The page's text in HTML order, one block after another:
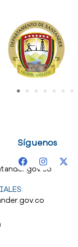
Síguenos